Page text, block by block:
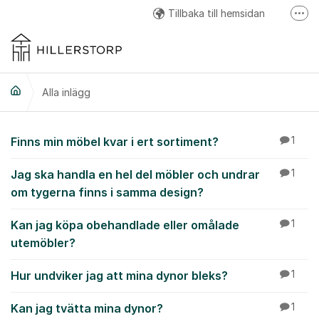
Tillbaka till hemsidan
Alla inlägg
Alla inlägg
Finns min möbel kvar i ert sortiment? 1
Jag ska handla en hel del möbler och undrar
om tygerna finns i samma design?
1
Kan jag köpa obehandlade eller omålade
utemöbler?
1
Hur undviker jag att mina dynor bleks? 1
Kan jag tvätta mina dynor? 1